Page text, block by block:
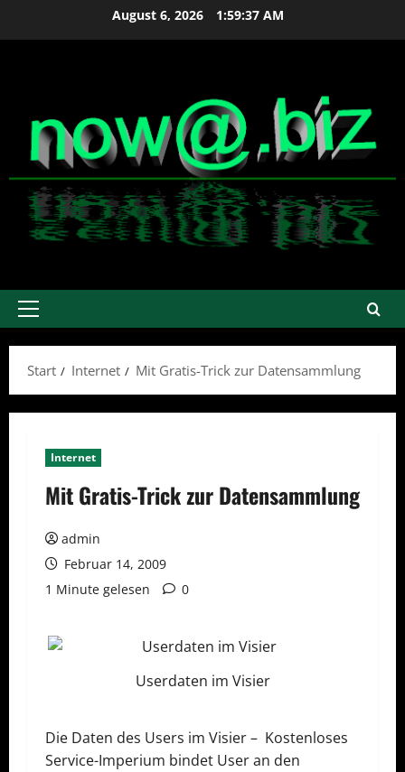
August 6, 2026 1:59:38 AM
Primäres
Start
Internet Mit Gratis-Trick zur Datensammlung
Internet
Mit Gratis-Trick zur Datensammlung
admin
Februar 14, 2009
1 Minute gelesen
0
Userdaten im Visier
Die Daten des Users im Visier – Kostenloses
Service-Imperium bindet User an den